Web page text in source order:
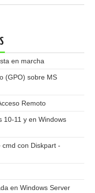
en marcha
(GPO) sobre MS
Remoto
10-11 y en Windows
con Diskpart -
en Windows Server